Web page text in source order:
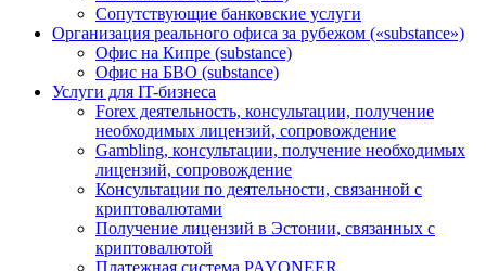
Сопутствующие банковские услуги
Организация реального офиса за рубежом («substance»)
Офис на Кипре (substance)
Офис на БВО (substance)
Услуги для IT-бизнеса
Forex деятельность, консультации, получение
необходимых лицензий, сопровождение
Gambling, консультации, получение необходимых
лицензий, сопровождение
Консультации по деятельности, связанной с
криптовалютами
Получение лицензий в Эстонии, связанных с
криптовалютой
Платежная система PAYONEER